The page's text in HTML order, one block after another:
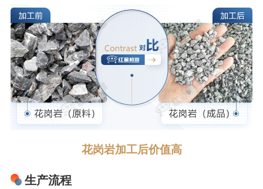
花岗岩加工后价值高
生产流程